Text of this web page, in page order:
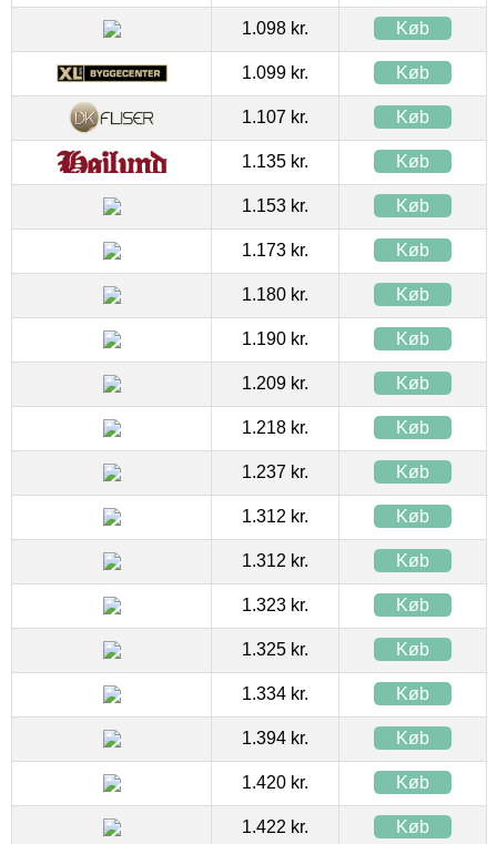
1.098 kr. Køb
1.099 kr. Køb
1.107 kr. Køb
1.135 kr. Køb
1.153 kr. Køb
1.173 kr. Køb
1.180 kr. Køb
1.190 kr. Køb
1.209 kr. Køb
1.218 kr. Køb
1.237 kr. Køb
1.312 kr. Køb
1.312 kr. Køb
1.323 kr. Køb
1.325 kr. Køb
1.334 kr. Køb
1.394 kr. Køb
1.420 kr. Køb
1.422 kr. Køb